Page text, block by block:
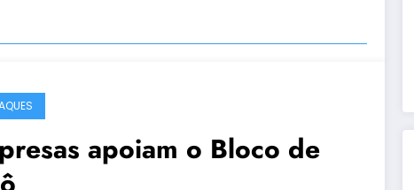
apoiam o Bloco de